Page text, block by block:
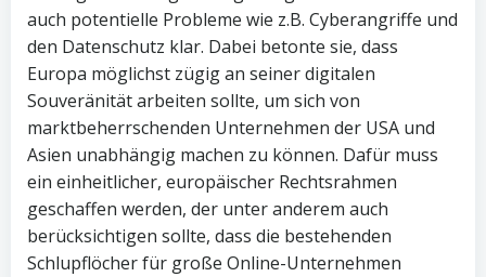
auch potentielle Probleme wie z.B. Cyberangriffe und
den Datenschutz klar. Dabei betonte sie, dass
Europa möglichst zügig an seiner digitalen
Souveränität arbeiten sollte, um sich von
marktbeherrschenden Unternehmen der USA und
Asien unabhängig machen zu können. Dafür muss
ein einheitlicher, europäischer Rechtsrahmen
geschaffen werden, der unter anderem auch
berücksichtigen sollte, dass die bestehenden
Schlupflöcher für große Online-Unternehmen